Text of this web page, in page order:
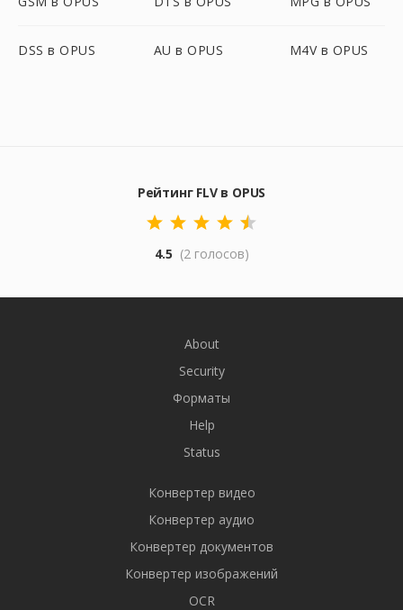
DSS в OPUS AU в OPUS M4V в OPUS
Рейтинг FLV в OPUS
4.5 (2 голосов)
About
Security
Форматы
Help
Status
Конвертер видео
Конвертер аудио
Конвертер документов
Конвертер изображений
OCR